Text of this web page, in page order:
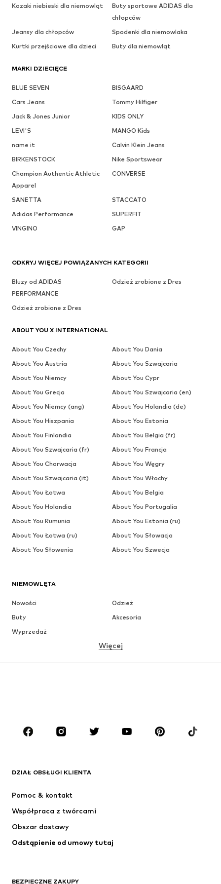
Kozaki niebieski dla niemowląt
Buty sportowe ADIDAS dla
chłopców
Jeansy dla chłopców
Spodenki dla niemowlaka
Kurtki przejściowe dla dzieci
Buty dla niemowląt
MARKI DZIECIĘCE
BLUE SEVEN
BISGAARD
Cars Jeans
Tommy Hilfiger
Jack & Jones Junior
KIDS ONLY
LEVI'S
MANGO Kids
name it
Calvin Klein Jeans
BIRKENSTOCK
Nike Sportswear
Champion Authentic Athletic
Apparel
CONVERSE
SANETTA
STACCATO
Adidas Performance
SUPERFIT
VINGINO
GAP
NIEMOWLĘTA
Nowości
Odzież
Buty
Akcesoria
Wyprzedaż
MARKI
Next
SUPERFIT
Więcej
DZIAŁ OBSŁUGI KLIENTA
Pomoc & kontakt
Współpraca z twórcami
Obszar dostawy
Odstąpienie od umowy tutaj
BEZPIECZNE ZAKUPY
ODKRYJ WIĘCEJ POWIĄZANYCH KATEGORII
Bluzy od ADIDAS
PERFORMANCE
Odzież zrobione z Dres
Odzież zrobione z Dres
ABOUT YOU X INTERNATIONAL
About You Czechy
About You Dania
About You Austria
About You Szwajcaria
About You Niemcy
About You Cypr
About You Grecja
About You Szwajcaria (en)
About You Niemcy (ang)
About You Holandia (de)
About You Hiszpania
About You Estonia
About You Finlandia
About You Belgia (fr)
About You Szwajcaria (fr)
About You Francja
About You Chorwacja
About You Węgry
About You Szwajcaria (it)
About You Włochy
About You Łotwa
About You Belgia
About You Holandia
About You Portugalia
About You Rumunia
About You Estonia (ru)
About You Łotwa (ru)
About You Słowacja
About You Słowenia
About You Szwecja